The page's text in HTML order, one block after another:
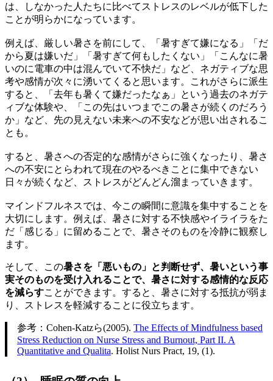
は、しなかった人たちに比べてストレスのレベルが低下した
ことが明らかになっています。
例えば、厳しい暑さを前にして、「暑すぎて嫌になる」「だ
から夏は嫌いだ」「暑すぎて何もしたくない」「こんなに暑
いのに電車の中は混んでいて不快だ」など、ネガティブな思
考や感情が次々に湧いてくると思います。これがさらに派生
すると、「去年も暑くて嫌だったなぁ」という過去のネガテ
ィブな体験や、「この先はいつまでこの暑さが続くのだろう
か」など、先の見えない未来への不安などが思い出されるこ
とも。
すると、暑さへの否定的な感情がさらに強くなったり、暑さ
への不安にとらわれて現在のやるべきことに集中できない
日々が続くなど、ストレスがどんどん溜まっていきます。
マインドフルネスでは、今この瞬間に意識を集中することを
大切にします。例えば、暑さに対する不快感やイライラをた
だ「感じる」に留めることで、暑さそのものを冷静に観察し
ます。
そして、この暑さを「悪いもの」と判断せず、暑いという事
実そのものを受け入れることで、暑さに対する感情的な反応
を減らすことができます。すると、暑さに対する抵抗が弱ま
り、ストレスを軽減することに役立ちます。
参考：Cohen-Katzら(2005). The Effects of Mindfulness based
Stress Reduction on Nurse Stress and Burnout, Part II. A
Quantitative and Qualita. Holist Nurs Pract, 19, (1).